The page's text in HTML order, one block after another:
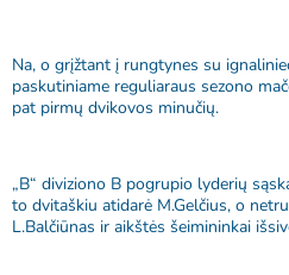
Na, o grįžtant į rungtynes su
paskutiniame reguliaraus sezono
pat pirmų dvikovos minučių.
„B“ diviziono B pogrupio lyderių
to dvitaškiu atidarė M.Gelčius, o
L.Balčiūnas ir aikštės šeimininkai